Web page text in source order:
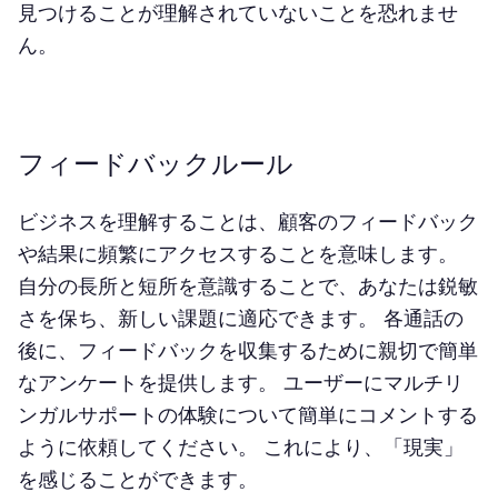
見つけることが理解されていないことを恐れませ
ん。
フィードバックルール
ビジネスを理解することは、顧客のフィードバック
や結果に頻繁にアクセスすることを意味します。
自分の長所と短所を意識することで、あなたは鋭敏
さを保ち、新しい課題に適応できます。 各通話の
後に、フィードバックを収集するために親切で簡単
なアンケートを提供します。 ユーザーにマルチリ
ンガルサポートの体験について簡単にコメントする
ように依頼してください。 これにより、「現実」
を感じることができます。